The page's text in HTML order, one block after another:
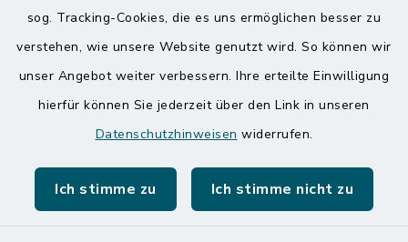
sog. Tracking-Cookies, die es uns ermöglichen besser zu
verstehen, wie unsere Website genutzt wird. So können wir
unser Angebot weiter verbessern. Ihre erteilte Einwilligung
hierfür können Sie jederzeit über den Link in unseren
Datenschutzhinweisen widerrufen.
Ich stimme zu Ich stimme nicht zu
Nationalpark Wattenmeer
Kontakt
Barrierefreiheit